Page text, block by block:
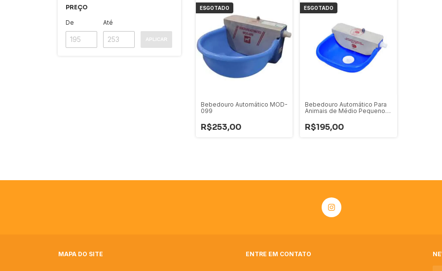
PREÇO
De Até
APLICAR
ESGOTADO
Bebedouro Automático MOD-
099
R$253,00
ESGOTADO
Bebedouro Automático Para
Animais de Médio Pequeno
R$195,00
MAPA DO SITE ENTRE EM CONTATO